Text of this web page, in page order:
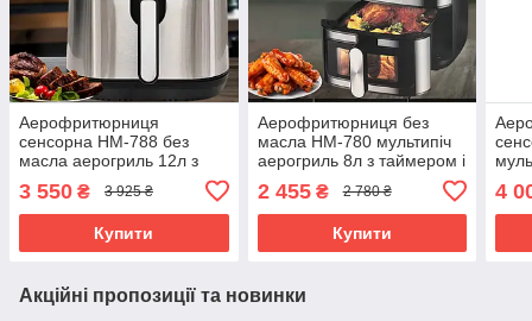
Аерофритюрниця
сенсорна НМ-788 без
масла аерогриль 12л з
чашею для дому 2400W
3 550 ₴ 3 925 ₴
Купити
Аерофритюрниця без
масла НМ-780 мультипіч
аерогриль 8л з таймером і
знімною чашею для дому
2400W
2 455₴ 2 780 ₴
Купити
4
Акційні пропозиції та новинки